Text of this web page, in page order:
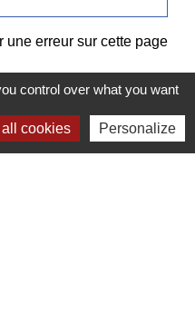
une erreur sur cette page
control over what you want
all cookies Personalize